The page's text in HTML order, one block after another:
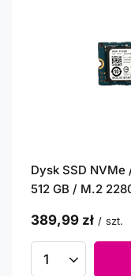
Dysk SSD NVMe
512 GB / M.2
389,99 zł / szt.